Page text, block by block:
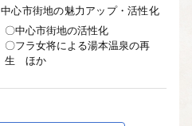
中心市街地の魅力アップ・活性化
〇中心市街地の活性化
〇フラ女将による湯本温泉の再
生 ほか